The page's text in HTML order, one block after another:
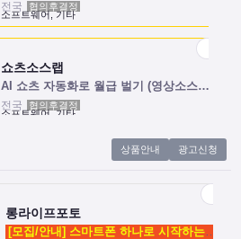
소프트웨어, 기타
전국 협의후결정
쇼츠소스랩
AI 쇼츠 자동화로 월급 벌기 (영상소스…
소프트웨어, 기타
전국 협의후결정
[모집/안내] 스마트폰 하나로 시작하는 …
소프트웨어, 기타
상품안내 광고신청
롱라이프포토
[모집/안내] 스마트폰 하나로 시작하는 …